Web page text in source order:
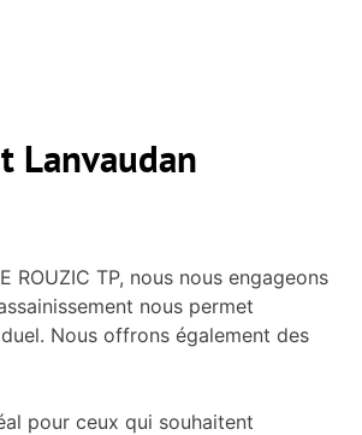
Lanvaudan
TP, nous nous engageons
nous permet
Nous offrons également des
pour ceux qui souhaitent